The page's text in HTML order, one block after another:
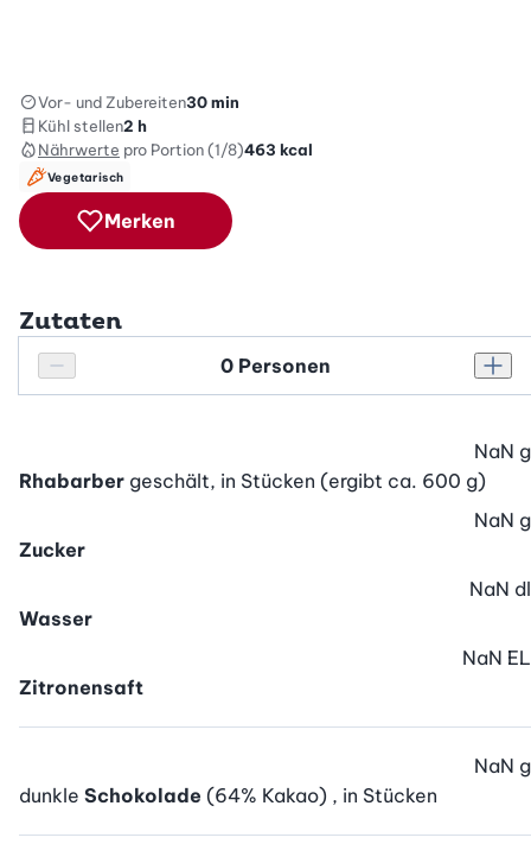
Vor- und Zubereiten30 min
Kühl stellen2 h
Nährwerte pro Portion (1/8)463 kcal
Vegetarisch
Merken
Zutaten
Personenanzahl verringern
Personenanzahl
Rhabarber geschält, in Stücken (ergibt ca. 600 g)
NaN g
Zucker
NaN g
Wasser
NaN dl
Zitronensaft
NaN EL
dunkle Schokolade (64% Kakao) , in Stücken
NaN g